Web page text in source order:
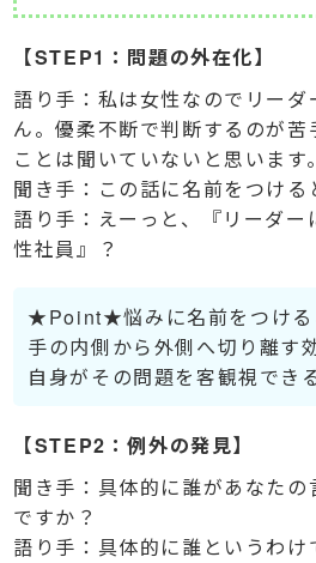
【STEP1：問題の外在化】
語り手：私は女性なのでリーダ
ん。優柔不断で判断するのが苦
ことは聞いていないと思います。
聞き手：この話に名前をつける
語り手：えーっと、『リーダ
性社員』？
★Point★悩みに名前をつける
手の内側から外側へ切り離す
自身がその問題を客観視でき
【STEP2：例外の発見】
聞き手：具体的に誰があなた
ですか？
語り手：具体的に誰というわけ